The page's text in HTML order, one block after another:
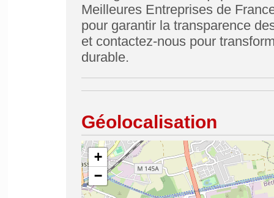
Meilleures Entreprises de
pour garantir la transparence
et contactez-nous pour
durable.
Géolocalisation
+
−